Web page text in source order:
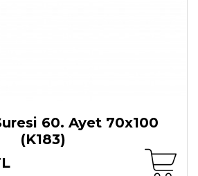
60. Ayet 70x100
(K183)